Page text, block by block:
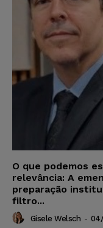
O que podemos
relevância: A
preparação
filtro...
Gisele Welsch -